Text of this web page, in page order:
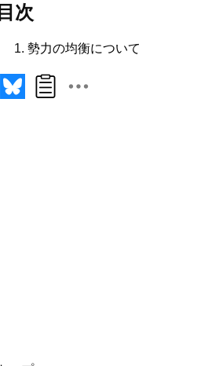
目次
勢力の均衡について